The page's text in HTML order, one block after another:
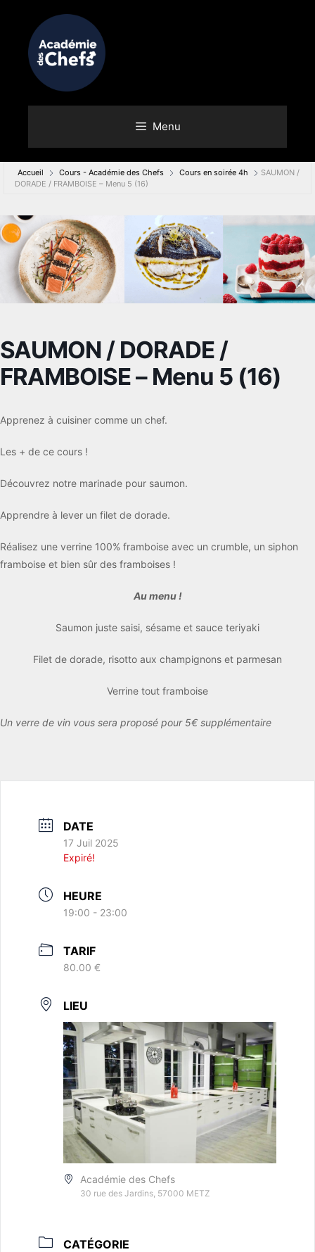
Menu
Accueil Cours - Académie des Chefs Cours en soirée 4h
SAUMON /
DORADE / FRAMBOISE – Menu 5 (16)
SAUMON / DORADE /
FRAMBOISE – Menu 5 (16)
Apprenez à cuisiner comme un chef.
Les + de ce cours !
Découvrez notre marinade pour saumon.
Apprendre à lever un filet de dorade.
Réalisez une verrine 100% framboise avec un crumble, un siphon
framboise et bien sûr des framboises !
Au menu !
Saumon juste saisi, sésame et sauce teriyaki
Filet de dorade, risotto aux champignons et parmesan
Verrine tout framboise
Un verre de vin vous sera proposé pour 5€ supplémentaire
DATE
17 Juil 2025
Expiré!
HEURE
19:00 - 23:00
TARIF
80.00 €
LIEU
Académie des Chefs
30 rue des Jardins, 57000 METZ
CATÉGORIE